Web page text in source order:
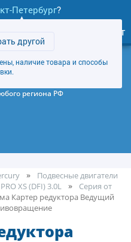
Петербург?
другой
наличие товара и способы
Личный кабинет
(Карта)
региона РФ
Подвесные двигатели
XS (DFI) 3.0L
Серия от
Картер редуктора Ведущий